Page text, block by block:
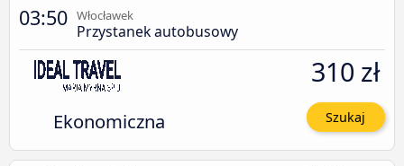
03:50 Włocławek
Przystanek autobusowy
Ekonomiczna
310 zł
Szukaj